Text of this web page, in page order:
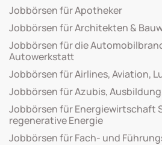
Jobbörsen für Apotheker
Jobbörsen für Architekten &
Jobbörsen für die
Autowerkstatt
Jobbörsen für Airlines, Aviation,
Jobbörsen für Azubis,
Jobbörsen für Energiewirtschaft
regenerative Energie
Jobbörsen für Fach- und